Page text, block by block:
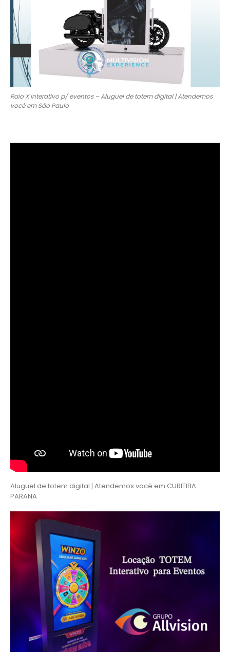
Raio X Interativo p/ eventos – Aluguel de totem digital | Atendemos
você em São Paulo
Aluguel de totem digital | Atendemos você em CURITIBA
PARANA